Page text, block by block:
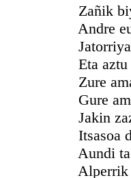
Zañik
Andre
Jatorriya
Eta aztu al
Zure ama
Gure
Jakin zazu
Itsasoa
Aundi ta
Alperrik da